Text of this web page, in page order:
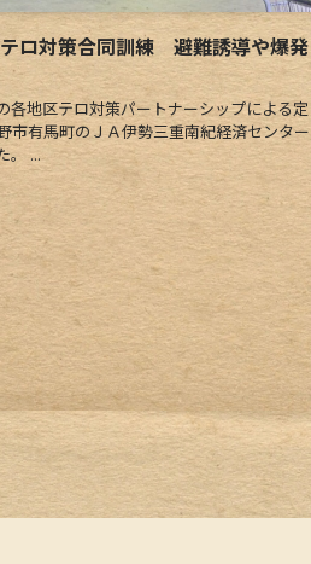
ロ対策合同訓練 避難誘導や爆発
地区テロ対策パートナーシップによる定
市有馬町のＪＡ伊勢三重南紀経済センター
。 ...